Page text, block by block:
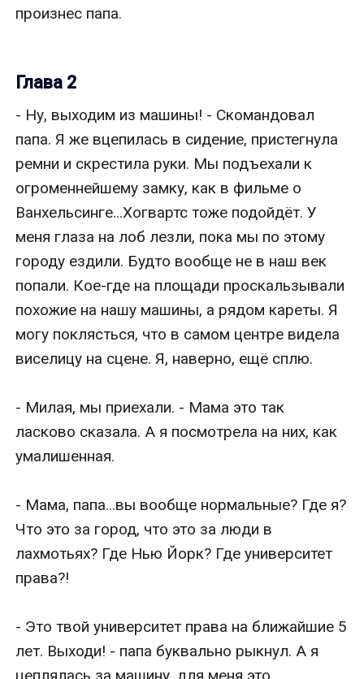
произнес папа.
Глава 2
- Ну, выходим из машины! - Скомандовал
папа. Я же вцепилась в сидение, пристегнула
ремни и скрестила руки. Мы подъехали к
огроменнейшему замку, как в фильме о
Ванхельсинге...Хогвартс тоже подойдёт. У
меня глаза на лоб лезли, пока мы по этому
городу ездили. Будто вообще не в наш век
попали. Кое-где на площади проскальзывали
похожие на нашу машины, а рядом кареты. Я
могу поклясться, что в самом центре видела
виселицу на сцене. Я, наверно, ещё сплю.
- Милая, мы приехали. - Мама это так
ласково сказала. А я посмотрела на них, как
умалишенная.
- Мама, папа...вы вообще нормальные? Где я?
Что это за город, что это за люди в
лахмотьях? Где Нью Йорк? Где университет
права?!
- Это твой университет права на ближайшие 5
лет. Выходи! - папа буквально рыкнул. А я
цеплялась за машину, для меня это